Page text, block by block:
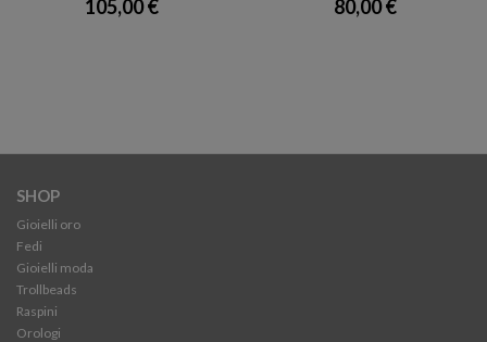
105,00 € 80,00 €
SHOP
Gioielli oro
Fedi
Gioielli moda
Trollbeads
Raspini
Orologi